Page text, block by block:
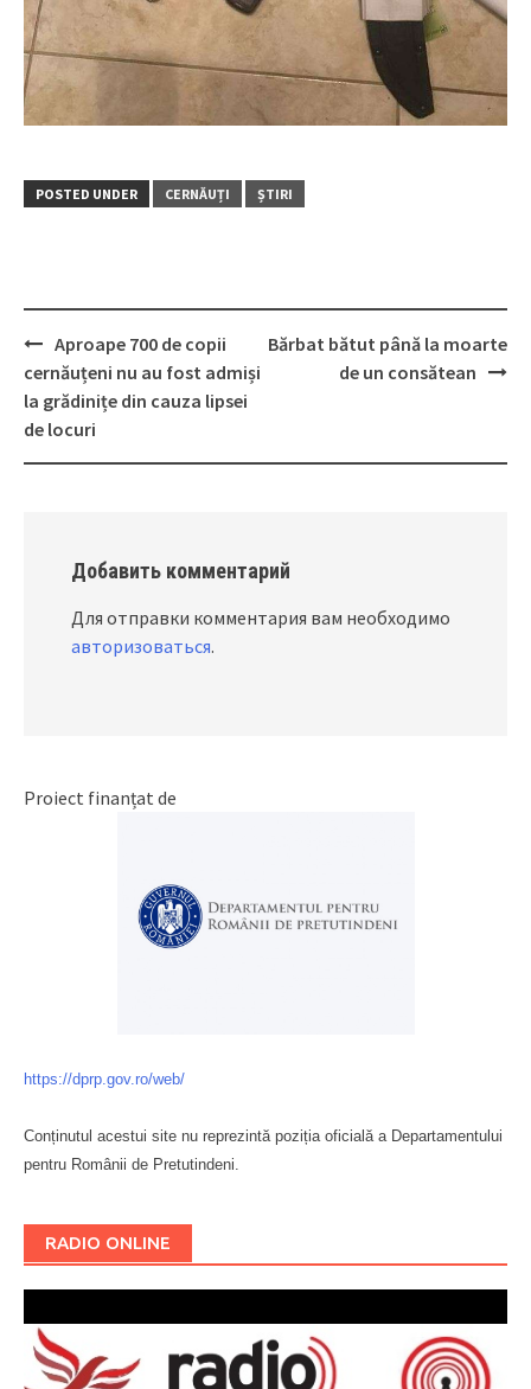
POSTED UNDER CERNĂUȚI ȘTIRI
Post
navigation
Aproape 700 de copii
cernăuțeni nu au fost admiși
la grădinițe din cauza lipsei
de locuri
Bărbat bătut până la moarte
de un consătean
Добавить комментарий
Для отправки комментария вам необходимо
авторизоваться.
Proiect finanțat de
https://dprp.gov.ro/web/
Conținutul acestui site nu reprezintă poziția oficială a Departamentului
pentru Românii de Pretutindeni.
RADIO ONLINE